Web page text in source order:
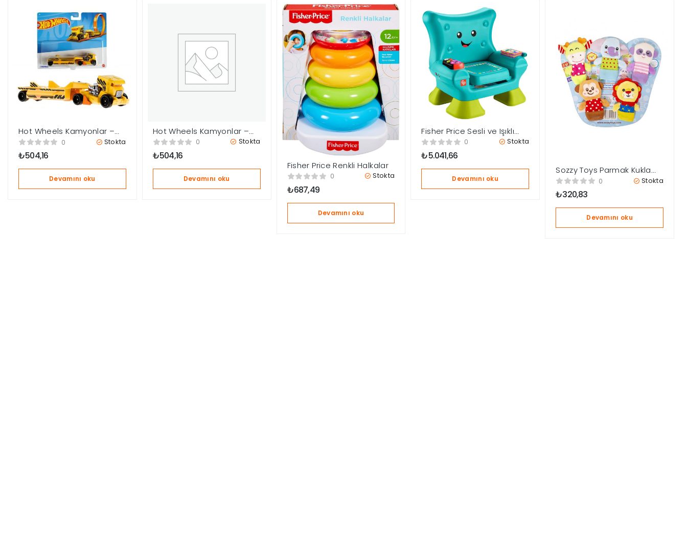
Hot Wheels Kamyonlar –
Cyberrig BMF60
0 Stokta
₺504,16
Devamını oku
Hot Wheels Kamyonlar –
Turbo Beast BMF60
0 Stokta
₺504,16
Devamını oku
Fisher Price Renkli Halkalar
0 Stokta
₺687,49
Devamını oku
Fisher Price Sesli ve Işıklı
Yaşa Göre Gelişim İlk
0 Stokta
₺5.041,66
Devamını oku
Sozzy Toys Parmak Kukla
Oyuncakları – SZY164
0 Stokta
₺320,83
Devamını oku